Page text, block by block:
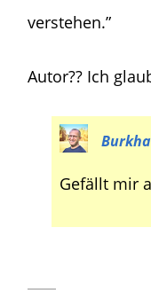
verstehen.”
Autor?? Ich
Gefällt mir